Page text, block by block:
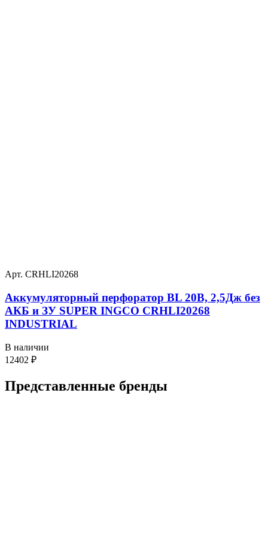
Арт. CRHLI20268
Аккумуляторный перфоратор BL 20В, 2,5Дж без
АКБ и ЗУ SUPER INGCO CRHLI20268
INDUSTRIAL
В наличии
12402 ₽
Представленные бренды